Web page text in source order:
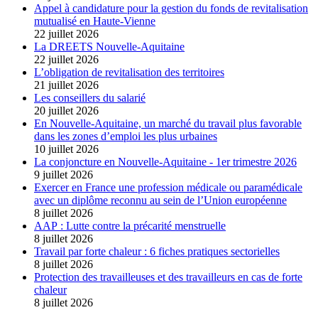
Appel à candidature pour la gestion du fonds de revitalisation
mutualisé en Haute-Vienne
22 juillet 2026
La DREETS Nouvelle-Aquitaine
22 juillet 2026
L’obligation de revitalisation des territoires
21 juillet 2026
Les conseillers du salarié
20 juillet 2026
En Nouvelle-Aquitaine, un marché du travail plus favorable
dans les zones d’emploi les plus urbaines
10 juillet 2026
La conjoncture en Nouvelle-Aquitaine - 1er trimestre 2026
9 juillet 2026
Exercer en France une profession médicale ou paramédicale
avec un diplôme reconnu au sein de l’Union européenne
8 juillet 2026
AAP : Lutte contre la précarité menstruelle
8 juillet 2026
Travail par forte chaleur : 6 fiches pratiques sectorielles
8 juillet 2026
Protection des travailleuses et des travailleurs en cas de forte
chaleur
8 juillet 2026